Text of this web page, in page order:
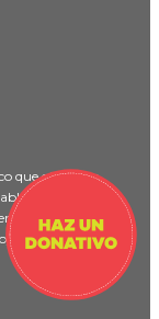
que ofrece un
(personas en
con
haciendo un